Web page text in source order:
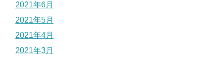
2021年6月
2021年5月
2021年4月
2021年3月